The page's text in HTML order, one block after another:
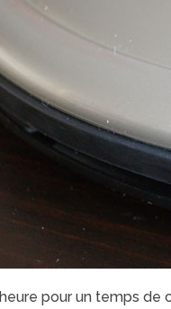
heure pour un temps